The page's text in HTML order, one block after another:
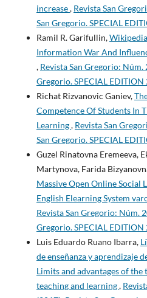
increase, Revista San
San Gregorio. SPECIAL
Ramil R. Garifullin,
Information War And
, Revista San Gregorio: Núm.
Gregorio. SPECIAL EDITION
Richat Rizvanovic Ganiev,
Competence Of Students In
Learning, Revista San
San Gregorio. SPECIAL
Guzel Rinatovna Eremeeva,
Martynova, Farida
Massive Open Online Social
English Elearning System
Revista San Gregorio: Núm.
Gregorio. SPECIAL EDITION
Luis Eduardo Ruano Ibarra,
de enseñanza y aprendizaje
Limits and advantages of the
teaching and learning,